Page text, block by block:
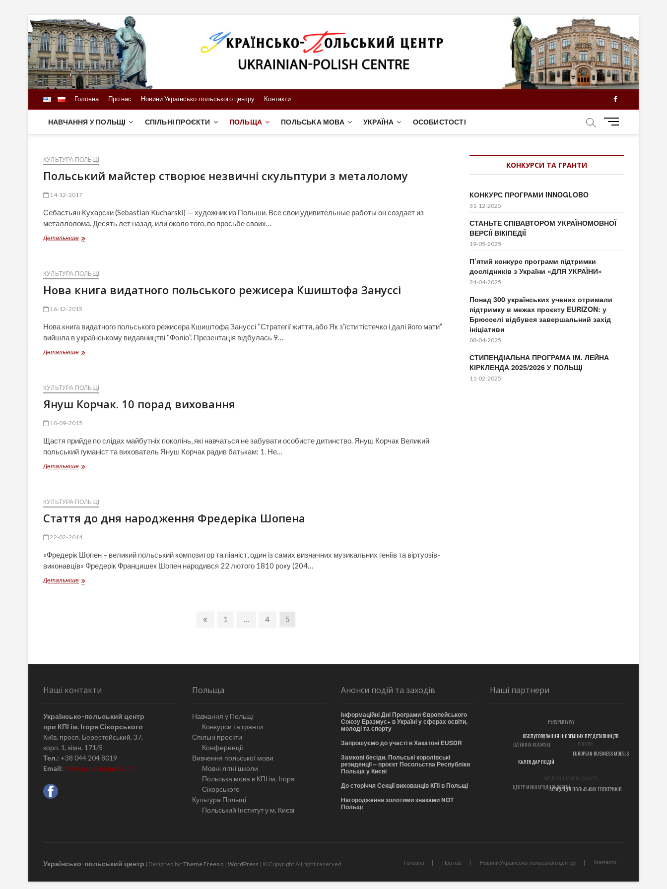
Skip
to
content
Головна Про нас Новини Українсько-польського центру Контакти Facebook
НАВЧАННЯ У ПОЛЬЩІ СПІЛЬНІ ПРОЄКТИ ПОЛЬЩА ПОЛЬСЬКА МОВА УКРАЇНА ОСОБИСТОСТІ
M
u
u
n
КУЛЬТУРА ПОЛЬЩІ
Польський майстер створює незвичні скульптури з металолому
14-12-2017
Себастьян Кухарски (Sebastian Kucharski) — художник из Польши. Все свои удивительные работы он создает из
металлолома. Десять лет назад, или около того, по просьбе своих…
ДетальнішеПольський
скульптури
металолому
КУЛЬТУРА ПОЛЬЩІ
Нова книга видатного польського режисера Кшиштофа Зануссі
16-12-2015
Нова книга видатного польського режисера Кшиштофа Зануссі “Стратегії життя, або Як з’їсти тістечко і далі його мати”
вийшла в українському видавництві “Фоліо”. Презентація відбулась 9…
ДетальнішеНова
режисера
Зануссі
КУЛЬТУРА ПОЛЬЩІ
Януш Корчак. 10 порад виховання
10-09-2015
Щастя прийде по слідах майбутніх поколінь, які навчаться не забувати особисте дитинство. Януш Корчак Великий
польський гуманіст та вихователь Януш Корчак радив батькам: 1. Не…
ДетальнішеЯнуш
виховання
КУЛЬТУРА ПОЛЬЩІ
Стаття до дня народження Фредеріка Шопена
22-02-2014
«Фредерік Шопен – великий польський композитор та піаніст, один із самих визначних музикальних геніїв та віртуозів-
виконавців» Фредерік Францишек Шопен народився 22 лютого 1810 року (204…
ДетальнішеСтаття
Previous
Page
1 … Page
4 Page
5
КОНКУРСИ ТА ГРАНТИ
КОНКУРС ПРОГРАМИ INNOGLOBO
31-12-2025
СТАНЬТЕ СПІВАВТОРОМ УКРАЇНОМОВНОЇ
ВЕРСІЇ ВІКІПЕДІЇ
19-05-2025
П’ятий конкурс програми підтримки
дослідників з України «ДЛЯ УКРАЇНИ»
24-04-2025
Понад 300 українських учених отримали
підтримку в межах проєкту EURIZON: у
Брюсселі відбувся завершальний захід
ініціативи
08-04-2025
СТИПЕНДІАЛЬНА ПРОГРАМА ІМ. ЛЕЙНА
КІРКЛЕНДА 2025/2026 У ПОЛЬЩІ
11-02-2025
Наші контакти
Українсько-польський центр
при КПІ ім. Ігоря Сікорського
Київ, просп. Берестейський, 37,
корп. 1, кімн. 171/5
Тел.: +38 044 204 8019
Email: mail.upc.kpi@gmail.com
Польща
Навчання у Польщі
Конкурси та гранти
Спільні проєкти
Конференції
Вивчення польської мови
Мовні літні школи
Польська мова в КПІ ім. Ігоря
Сікорського
Культура Польщі
Польський Інститут у м. Києві
Анонси подій та заходів
Інформаційні Дні Програми Європейського
Союзу Еразмус+ в Україні у сферах освіти,
молоді та спорту
Запрошуємо до участі в Хакатоні EUSDR
Замкові бесіди. Польські королівські
резиденції – проєкт Посольства Республіки
Польща у Києві
До сторіччя Секції вихованців КПІ в Польщі
Нагородження золотими знаками NOT
Польщі
Наші партнери
DZIENNIK KIJOWSKI
PERSPEKTYWY
POLUKR
ЦЕНТР МІЖНАРОДНОЇ ОСВІТИ
КАЛЕНДАР ПОДІЙ
ОБСЛУГОВУВАННЯ ІНОЗЕМНИХ ПРЕДСТАВНИЦТВ
EUROPEAN BUSINESS MODELS
АСОЦІАЦІЯ ПОЛЬСЬКИХ ЕЛЕКТРИКІВ
Головна Про нас Новини Українсько-польського центру Контакти
Українсько-польський центр | Designed by: Theme Freesia | WordPress | © Copyright All right reserved